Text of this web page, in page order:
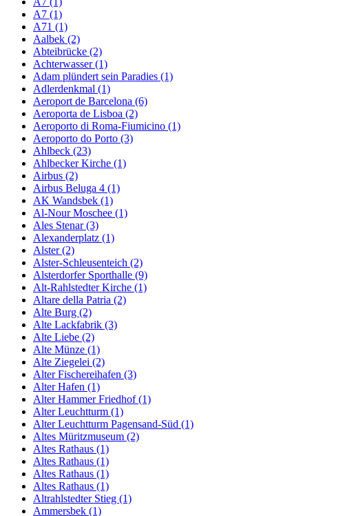
A7 (1)
A71 (1)
Aalbek (2)
Abteibrücke (2)
Achterwasser (1)
Adam plündert sein Paradies (1)
Adlerdenkmal (1)
Aeroport de Barcelona (6)
Aeroporta de Lisboa (2)
Aeroporto di Roma-Fiumicino (1)
Aeroporto do Porto (3)
Ahlbeck (23)
Ahlbecker Kirche (1)
Airbus (2)
Airbus Beluga 4 (1)
AK Wandsbek (1)
Al-Nour Moschee (1)
Ales Stenar (3)
Alexanderplatz (1)
Alster (2)
Alster-Schleusenteich (2)
Alsterdorfer Sporthalle (9)
Alt-Rahlstedter Kirche (1)
Altare della Patria (2)
Alte Burg (2)
Alte Lackfabrik (3)
Alte Liebe (2)
Alte Münze (1)
Alte Ziegelei (2)
Alter Fischereihafen (3)
Alter Hafen (1)
Alter Hammer Friedhof (1)
Alter Leuchtturm (1)
Alter Leuchtturm Pagensand-Süd (1)
Altes Müritzmuseum (2)
Altes Rathaus (1)
Altes Rathaus (1)
Altes Rathaus (1)
Altes Rathaus (1)
Altrahlstedter Stieg (1)
Ammersbek (1)